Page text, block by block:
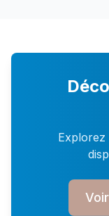
Explorez